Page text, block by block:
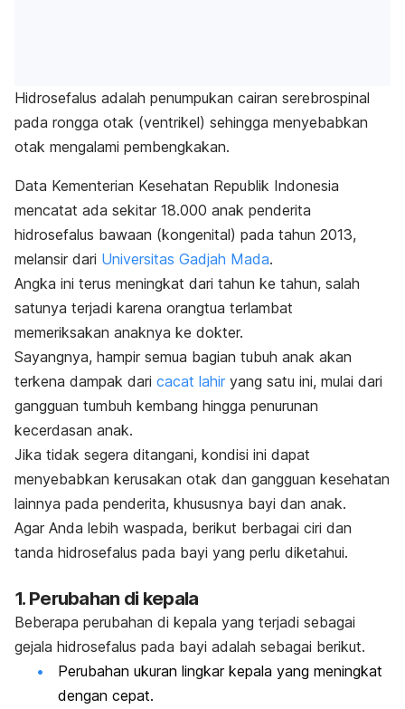
Hidrosefalus adalah penumpukan cairan serebrospinal
pada rongga otak (ventrikel) sehingga menyebabkan
otak mengalami pembengkakan.
Data Kementerian Kesehatan Republik Indonesia
mencatat ada sekitar 18.000 anak penderita
hidrosefalus bawaan (kongenital) pada tahun 2013,
melansir dari Universitas Gadjah Mada.
Angka ini terus meningkat dari tahun ke tahun, salah
satunya terjadi karena orangtua terlambat
memeriksakan anaknya ke dokter.
Sayangnya, hampir semua bagian tubuh anak akan
terkena dampak dari cacat lahir yang satu ini, mulai dari
gangguan tumbuh kembang hingga penurunan
kecerdasan anak.
Jika tidak segera ditangani, kondisi ini dapat
menyebabkan kerusakan otak dan gangguan kesehatan
lainnya pada penderita, khususnya bayi dan anak.
Agar Anda lebih waspada, berikut berbagai ciri dan
tanda hidrosefalus pada bayi yang perlu diketahui.
1. Perubahan di kepala
Beberapa perubahan di kepala yang terjadi sebagai
gejala hidrosefalus pada bayi adalah sebagai berikut.
Perubahan ukuran lingkar kepala yang meningkat
dengan cepat.